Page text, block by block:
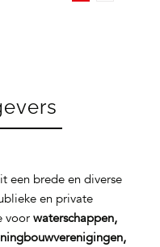
een brede en diverse
en private
voor waterschappen,